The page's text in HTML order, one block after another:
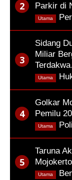
Parkir di
Utama
Sidang
Miliar
Utama
Golkar
Pemilu
Utama
Taruna
Mojokerto
Utama